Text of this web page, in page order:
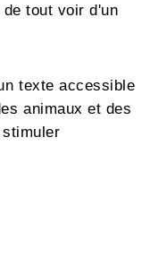
tout voir d'un
texte accessible
animaux et des